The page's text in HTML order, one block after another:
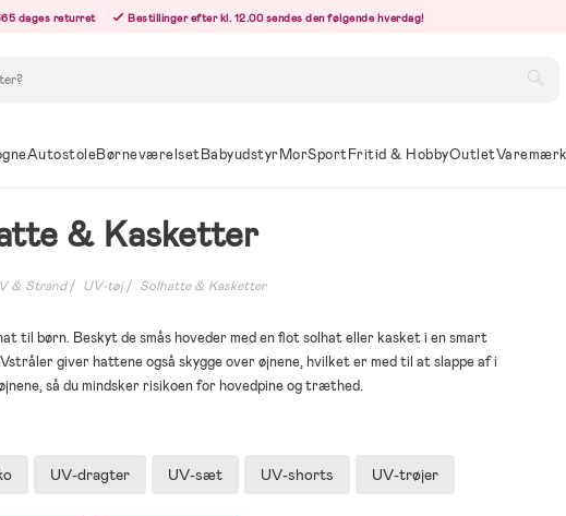
dages returret Bestillinger efter kl. 12.00 sendes den følgende hverdag!
AutostoleBørneværelsetBabyudstyrMorSportFritid & HobbyOutlet
& Kasketter
& Strand UV-tøj Solhatte & Kasketter
til børn. Beskyt de smås hoveder med en flot solhat eller kasket i en smart
giver hattene også skygge over øjnene, hvilket er med til at slappe af i
så du mindsker risikoen for hovedpine og træthed.
UV-dragter UV-sæt UV-shorts UV-trøjer